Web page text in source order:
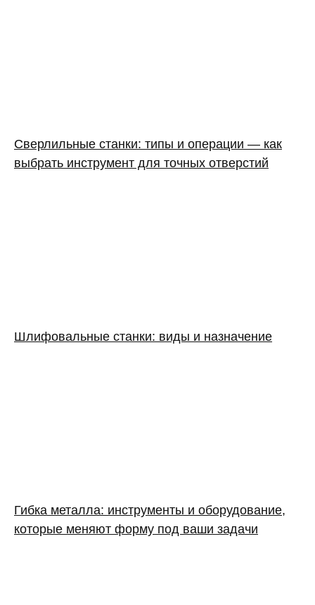
Сверлильные станки: типы и операции — как
выбрать инструмент для точных отверстий
Шлифовальные станки: виды и назначение
Гибка металла: инструменты и оборудование,
которые меняют форму под ваши задачи